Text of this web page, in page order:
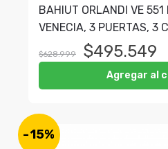
BAHIUT ORLANDI VE 551
VENECIA, 3 PUERTAS, 3
$628.999 $495.549
Agregar al
-15%